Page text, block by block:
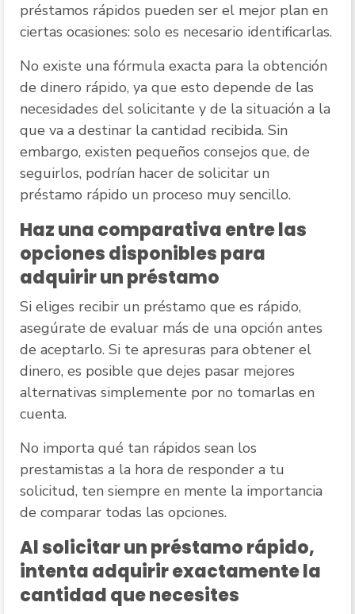
préstamos rápidos pueden ser el mejor plan en
ciertas ocasiones: solo es necesario identificarlas.
No existe una fórmula exacta para la obtención
de dinero rápido, ya que esto depende de las
necesidades del solicitante y de la situación a la
que va a destinar la cantidad recibida. Sin
embargo, existen pequeños consejos que, de
seguirlos, podrían hacer de solicitar un
préstamo rápido un proceso muy sencillo.
Haz una comparativa entre las
opciones disponibles para
adquirir un préstamo
Si eliges recibir un préstamo que es rápido,
asegúrate de evaluar más de una opción antes
de aceptarlo. Si te apresuras para obtener el
dinero, es posible que dejes pasar mejores
alternativas simplemente por no tomarlas en
cuenta.
No importa qué tan rápidos sean los
prestamistas a la hora de responder a tu
solicitud, ten siempre en mente la importancia
de comparar todas las opciones.
Al solicitar un préstamo rápido,
intenta adquirir exactamente la
cantidad que necesites